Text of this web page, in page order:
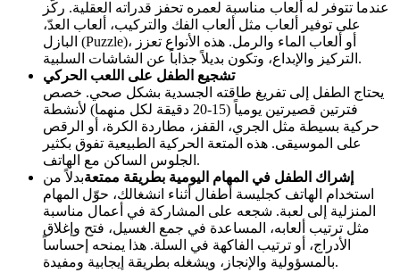
عندما تتوفر له ألعاب مناسبة لعمره تحفز قدراته العقلية. ركّز
على توفير ألعاب مثل ألعاب الفك والتركيب، ألعاب العدّ،
البازل (Puzzle)، أو ألعاب الماء والرمل. هذه الأنواع تعزز
التركيز والإبداع، وتكون بديلاً جذاباً عن الشاشات السلبية.
تشجيع الطفل على اللعب الحركي
يحتاج الطفل إلى تفريغ طاقته الجسدية بشكل صحي. خصص
فترتين قصيرتين يومياً (15-20 دقيقة لكل منهما) لأنشطة
حركية بسيطة مثل الجري، القفز، مطاردة الكرة، أو الرقص
على الموسيقى. هذه المتعة الحركية الطبيعية تفوق بكثير
الجلوس الساكن مع الهاتف.
إشراك الطفل في المهام اليومية بطريقة ممتعةبدلاً من
استخدام الهاتف كجليسة أطفال أثناء انشغالك، حوّل المهام
المنزلية إلى لعبة. شجعه على المشاركة في أعمال مناسبة
مثل ترتيب ألعابه، المساعدة في جمع الغسيل، فتح وإغلاق
الأدراج، أو ترتيب الفاكهة في السلة. هذا يمنحه إحساساً
بالمسؤولية والإنجاز، ويشغله بطريقة إيجابية ومفيدة.